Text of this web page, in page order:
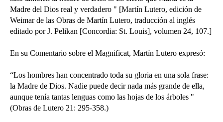
Madre del Dios real y verdadero " [Martín Lutero, edición de
Weimar de las Obras de Martín Lutero, traducción al inglés
editado por J. Pelikan [Concordia: St. Louis], volumen 24, 107.]
En su Comentario sobre el Magnificat, Martín Lutero expresó:
“Los hombres han concentrado toda su gloria en una sola frase:
la Madre de Dios. Nadie puede decir nada más grande de ella,
aunque tenía tantas lenguas como las hojas de los árboles "
(Obras de Lutero 21: 295-358.)